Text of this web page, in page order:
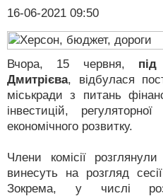
16-06-2021 09:50
Вчора, 15 червня,
Дмитрієва, відбулася
міськради з питань
інвестицій,
економічного розвитку.
Члени комісії
винесуть на розгляд
Зокрема, у числі